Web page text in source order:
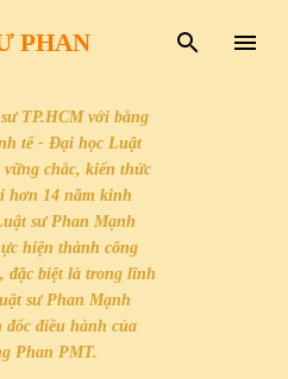
PHAN
TP.HCM với bằng
tế - Đại học Luật
chắc, kiến thức
hơn 14 năm kinh
sư Phan Mạnh
hiện thành công
đặc biệt là trong lĩnh
sư Phan Mạnh
điều hành của
Phan PMT.